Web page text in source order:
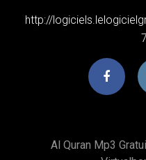
http://
Al Quran Mp3